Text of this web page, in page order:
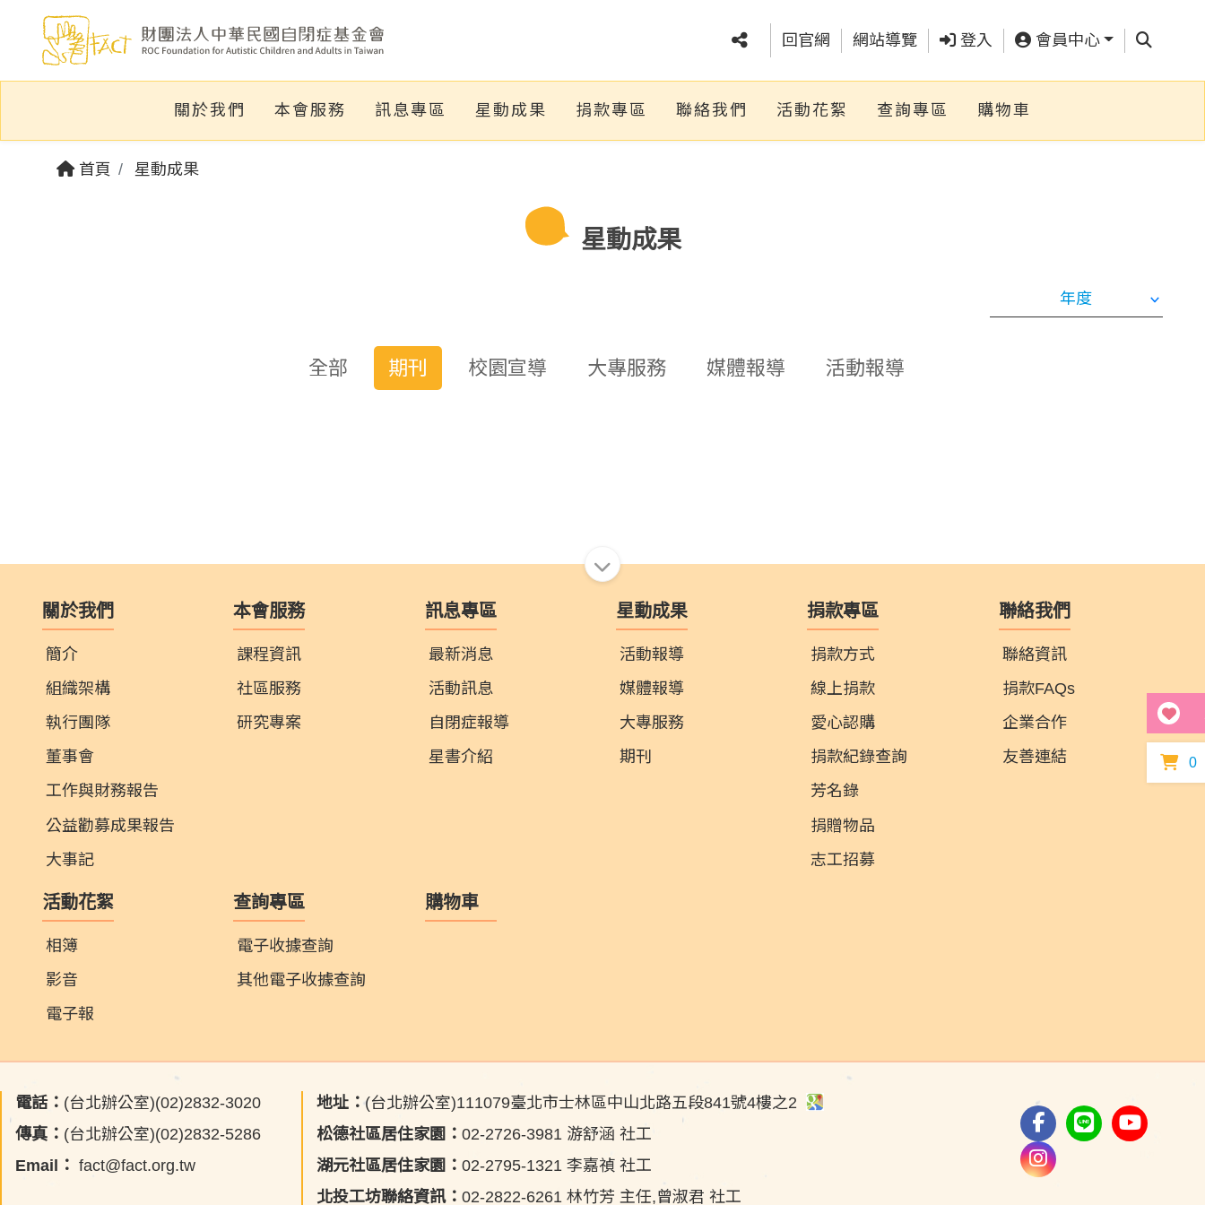
回官網 網站導覽 登入 會員中心 查詢
關於我們 本會服務 訊息專區 星動成果 捐款專區 聯絡我們 活動花絮 查詢專區 購物車
首頁 星動成果
星動成果
全部 期刊 校園宣導 大專服務 媒體報導 活動報導
關於我們
簡介
組織架構
執行團隊
董事會
工作與財務報告
公益勸募成果報告
大事記
本會服務
課程資訊
社區服務
研究專案
訊息專區
最新消息
活動訊息
自閉症報導
星書介紹
星動成果
活動報導
媒體報導
大專服務
期刊
捐款專區
捐款方式
線上捐款
愛心認購
捐款紀錄查詢
芳名錄
捐贈物品
志工招募
聯絡我們
聯絡資訊
捐款FAQs
企業合作
友善連結
活動花絮
相簿
影音
電子報
查詢專區
電子收據查詢
其他電子收據查詢
購物車
電話： (台北辦公室)(02)2832-3020
傳真： (台北辦公室)(02)2832-5286
Email： fact@fact.org.tw
地址：(台北辦公室)111079臺北市士林區中山北路五段841號4樓之2
松德社區居住家園： 02-2726-3981 游舒涵 社工
湖元社區居住家園： 02-2795-1321 李嘉禎 社工
北投工坊聯絡資訊： 02-2822-6261 林竹芳 主任,曾淑君 社工
0